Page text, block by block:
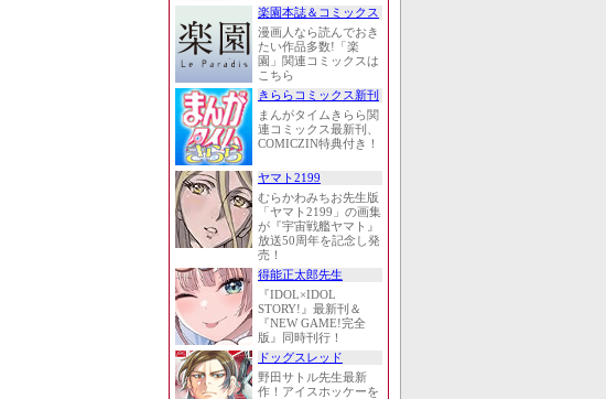
楽園本誌＆コミックス
漫画人なら読んでおき
たい作品多数!「楽
園」関連コミックスは
こちら
きららコミックス新刊
まんがタイムきらら関
連コミックス最新刊、
COMICZIN特典付き！
ヤマト2199
むらかわみちお先生版
「ヤマト2199」の画集
が『宇宙戦艦ヤマト』
放送50周年を記念し発
売！
得能正太郎先生
『IDOL×IDOL
STORY!』最新刊＆
『NEW GAME!完全
版』同時刊行！
ドッグスレッド
野田サトル先生最新
作！アイスホッケーを